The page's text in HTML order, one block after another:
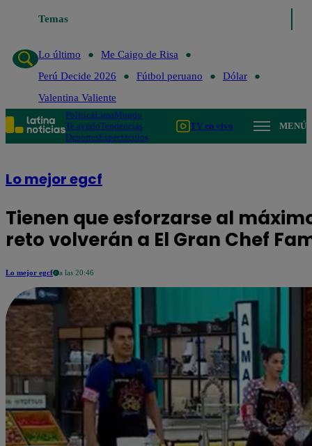
Temas
Lo último
Me Caigo de Risa
Perú Decide 2026
Fútbol peruano
Dólar
Valentina Valiente
PolíticaLimaMundo
Te ayudoTendencias
DeportesEspectáculos
TV en vivo MENÚ
Lo mejor egcf
Tienen que esforzarse al
reto volverán a El Gran Chef
Lo mejor egcf a las 20:46